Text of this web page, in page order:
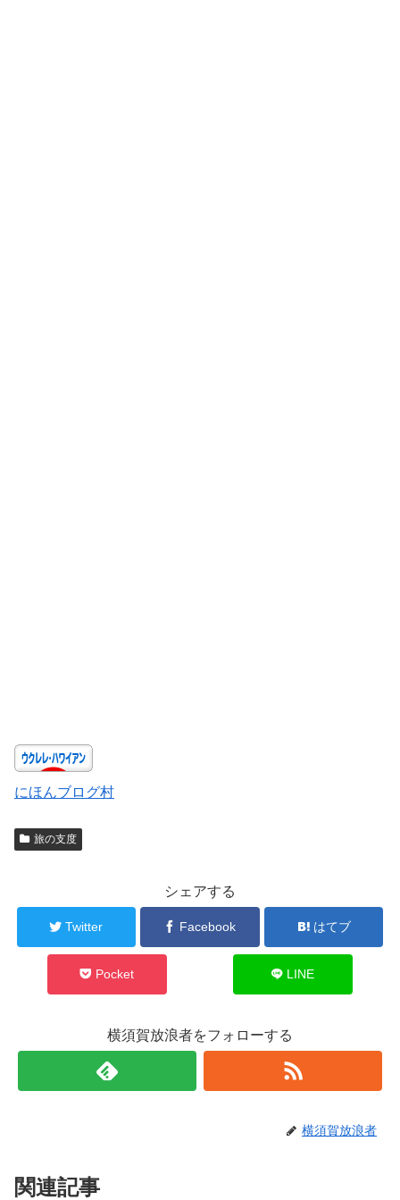
にほんブログ村
旅の支度
シェアする
Twitter Facebook はてブ
Pocket LINE
横須賀放浪者をフォローする
横須賀放浪者
関連記事